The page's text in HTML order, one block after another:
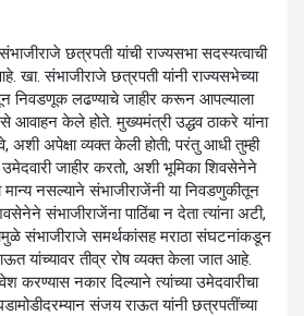
छत्रपती यांची राज्यसभा सदस्यत्वाची
खा. संभाजीराजे छत्रपती यांनी राज्यसभेच्या
निवडणूक लढण्याचे जाहीर करून आपल्याला
असे आवाहन केले होते. मुख्यमंत्री उद्धव ठाकरे यांना
अपेक्षा व्यक्त केली होती; परंतु आधी तुम्ही
जाहीर करतो, अशी भूमिका शिवसेनेने
नसल्याने संभाजीराजेंनी या निवडणुकीतून
संभाजीराजेंना पाठिंबा न देता त्यांना अटी,
संभाजीराजे समर्थकांसह मराठा संघटनांकडून
यांच्यावर तीव्र रोष व्यक्त केला जात आहे.
करण्यास नकार दिल्याने त्यांच्या उमेदवारीचा
संजय राऊत यांनी छत्रपतींच्या